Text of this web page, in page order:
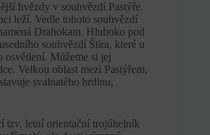
hvězdy v souhvězdí Pastýře.
leží. Vedle tohoto souhvězdí
Drahokam. Hluboko pod
souhvězdí Štíra, které u
osvětlení. Můžeme si jej
Velkou oblast mezi Pastýřem,
svalnatého hrdinu,
tzv. letní orientační trojúhelník